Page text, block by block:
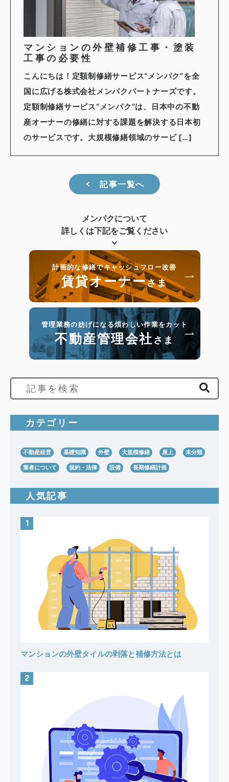
マンションの外壁補修工事・塗装
工事の必要性
こんにちは！定額制修繕サービス“メンパク”を全
国に広げる株式会社メンパクパートナーズです。
定額制修繕サービス“メンパク”は、日本中の不動
産オーナーの修繕に対する課題を解決する日本初
のサービスです。大規模修繕領域のサービ […]
記事一覧へ
メンパクについて
詳しくは下記をご覧ください
計画的な修繕でキャッシュフロー改善
賃貸オーナーさま
管理業務の妨げになる煩わしい作業をカット
不動産管理会社さま
カテゴリー
不動産経営 基礎知識 外壁 大規模修繕 屋上 未分類
業者について 規約・法律 設備 長期修繕計画
人気記事
マンションの外壁タイルの剥落と補修方法とは